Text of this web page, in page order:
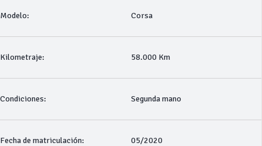
Modelo: Corsa
Kilometraje: 58.000 Km
Condiciones: Segunda mano
Fecha de matriculación: 05/2020